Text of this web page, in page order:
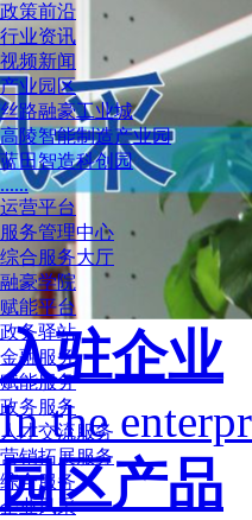
政策前沿
行业资讯
视频新闻
产业园区
丝路融豪工业城
高陵智能制造产业园
蓝田智造科创园
......
运营平台
服务管理中心
综合服务大厅
融豪学院
赋能平台
政务驿站
金融服务
赋能服务
政务服务
人才交流服务
营销拓展服务
综合服务
企业风采
入驻企业
In the
园区产品